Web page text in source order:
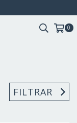
0
FILTRAR